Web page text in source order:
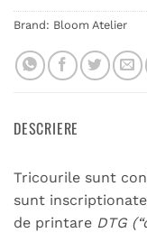
Brand: Bloom Atelier
DESCRIERE
Tricourile sunt
sunt
de printare DTG